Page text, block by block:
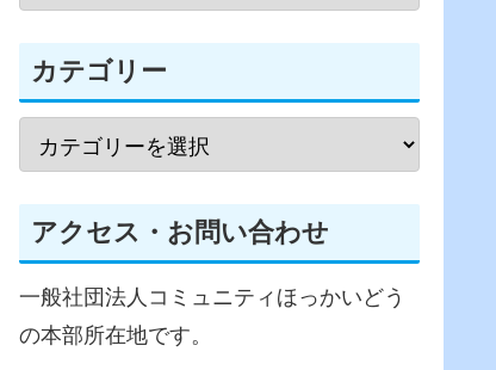
カテゴリー
アクセス・お問い合わせ
一般社団法人コミュニティほっかいどう
の本部所在地です。